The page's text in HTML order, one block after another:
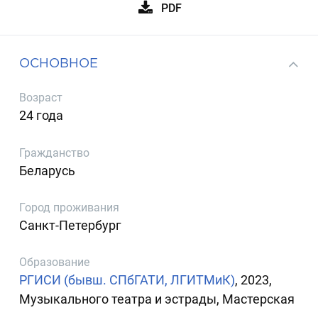
PDF
ОСНОВНОЕ
Возраст
24 года
Гражданство
Беларусь
Город проживания
Санкт-Петербург
Образование
РГИСИ (бывш. СПбГАТИ, ЛГИТМиК), 2023,
Музыкального театра и эстрады, Мастерская